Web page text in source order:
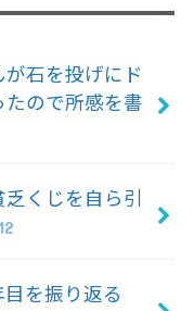
石を投げにド
ので所感を書
乏くじを自ら引
を振り返る